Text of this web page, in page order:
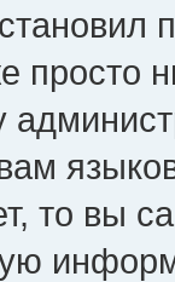
просто
то вы